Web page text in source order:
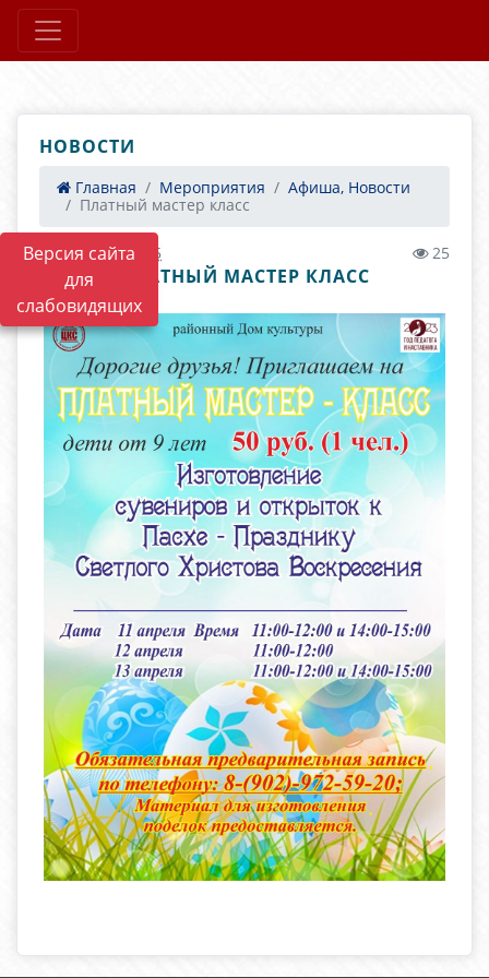
Версия сайта
для
слабовидящих
НОВОСТИ
Главная Мероприятия
Афиша, Новости
Платный мастер класс
04.04.2023 02:45 25
ПЛАТНЫЙ МАСТЕР КЛАСС